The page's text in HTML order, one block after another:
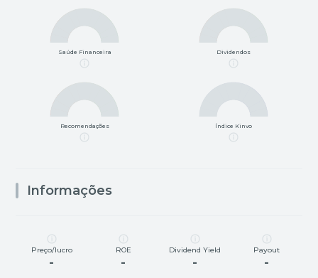
Saúde Financeira Dividendos
Recomendações Índice Kinvo
Informações
Preço/lucro
-
ROE
-
Dividend Yield
-
Payout
-